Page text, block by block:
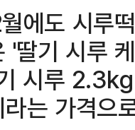
에도 시루
'딸기 시루
시루
는 가격으